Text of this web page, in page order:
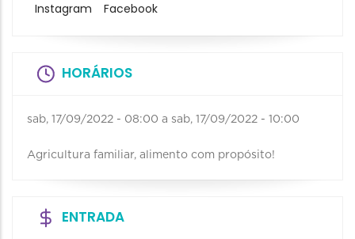
Instagram Facebook
HORÁRIOS
sab, 17/09/2022 - 08:00 a sab, 17/09/2022 - 10:00
Agricultura familiar, alimento com propósito!
ENTRADA